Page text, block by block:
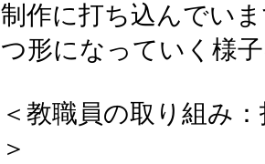
制作に打ち込んでい
つ形になっていく様
＜教職員の取り組み
＞